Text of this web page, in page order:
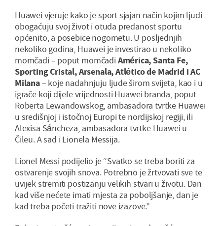
Huawei vjeruje kako je sport sjajan način kojim ljudi
obogaćuju svoj život i otuda predanost sportu
općenito, a posebice nogometu. U posljednjih
nekoliko godina, Huawei je investirao u nekoliko
momčadi – poput momčadi América, Santa Fe,
Sporting Cristal, Arsenala, Atlético de Madrid i AC
Milana– koje nadahnjuju ljude širom svijeta, kao i u
igrače koji dijele vrijednosti Huawei branda, poput
Roberta Lewandowskog, ambasadora tvrtke Huawei
u središnjoj i istočnoj Europi te nordijskoj regiji, ili
Alexisa Sáncheza, ambasadora tvrtke Huawei u
Čileu. A sad i Lionela Messija.
Lionel Messi podijelio je “Svatko se treba boriti za
ostvarenje svojih snova. Potrebno je žrtvovati sve te
uvijek stremiti postizanju velikih stvari u životu. Dan
kad više nećete imati mjesta za poboljšanje, dan je
kad treba početi tražiti nove izazove.”